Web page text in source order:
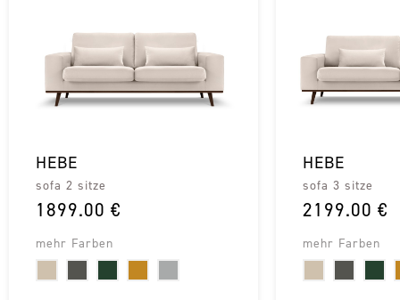
HEBE
sofa 2 sitze
1899.00 €
mehr Farben
HEBE
sofa 3 sitze
2199.00 €
mehr Farben